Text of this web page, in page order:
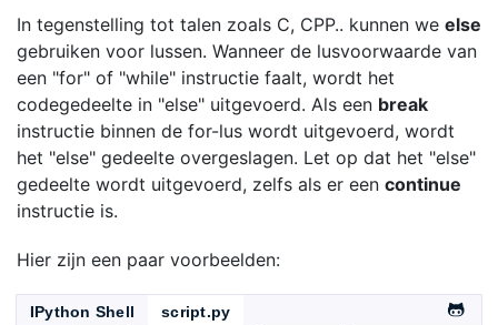
In tegenstelling tot talen zoals C, CPP.. kunnen we else
gebruiken voor lussen. Wanneer de lusvoorwaarde van
een "for" of "while" instructie faalt, wordt het
codegedeelte in "else" uitgevoerd. Als een break
instructie binnen de for-lus wordt uitgevoerd, wordt
het "else" gedeelte overgeslagen. Let op dat het "else"
gedeelte wordt uitgevoerd, zelfs als er een continue
instructie is.
Hier zijn een paar voorbeelden:
IPython Shell
script.py